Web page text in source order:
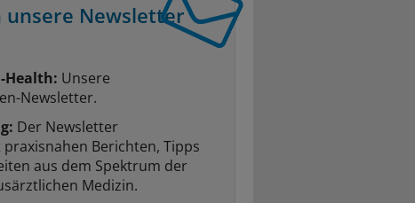
unsere Newsletter
Health: Unsere
Newsletter.
Der Newsletter
Berichten, Tipps
aus dem Spektrum der
Medizin.